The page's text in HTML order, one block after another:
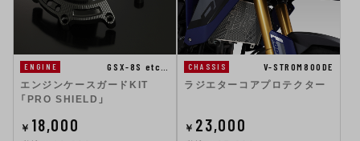
ENGINE
GSX-8S etc…
エンジンケースガードKIT
「PRO SHIELD」
￥ 18,000
CHASSIS
V-STROM800DE
ラジエターコアプロテクター
￥ 23,000